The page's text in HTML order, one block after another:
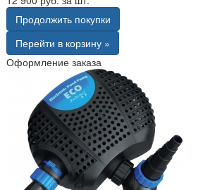
Продолжить покупки
Перейти в корзину »
Оформление заказа